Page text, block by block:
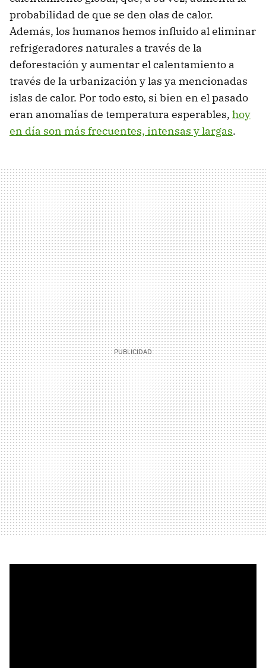
probabilidad de que se den olas de calor.
Además, los humanos hemos influido al eliminar
refrigeradores naturales a través de la
deforestación y aumentar el calentamiento a
través de la urbanización y las ya mencionadas
islas de calor. Por todo esto, si bien en el pasado
eran anomalías de temperatura esperables, hoy
en día son más frecuentes, intensas y largas.